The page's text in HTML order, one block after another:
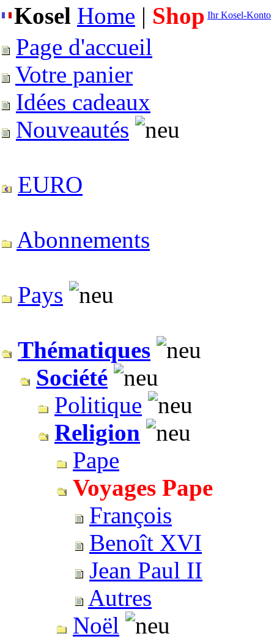
Kosel Home | Shop Ihr Kosel-Konto
Page d'accueil
Votre panier
Idées cadeaux
Nouveautés
EURO
Abonnements
Pays
Thématiques
Société
Politique
Religion
Pape
Voyages Pape
François
Benoît XVI
Jean Paul II
Autres
Noël